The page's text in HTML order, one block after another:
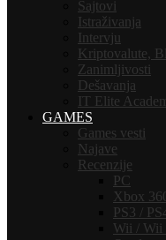
Sajtovi
Istraživanja
Intervju
Kriptovalute,
Zanimljivosti
Dešavanja
IT Elite
GAMES
Games vesti
Najave
Recenzije
PC
Xbox
PS3 /
Wii / Wii